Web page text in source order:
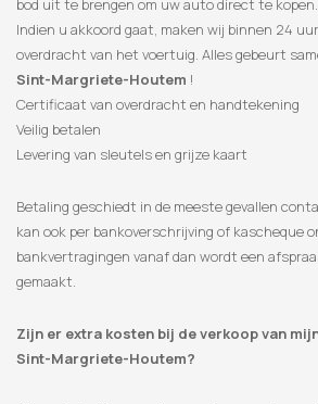
​​bod uit te brengen om uw auto direct te kopen.
Indien u akkoord gaat, maken wij binnen 24
overdracht van het voertuig. Alles gebeurt
Sint-Margriete-Houtem !
Certificaat van overdracht en handtekening
Veilig betalen
Levering van sleutels en grijze kaart
Betaling geschiedt in de meeste gevallen
kan ook per bankoverschrijving of kascheque
bankvertragingen vanaf dan wordt een
gemaakt.
Zijn er extra kosten bij de verkoop van
Sint-Margriete-Houtem?